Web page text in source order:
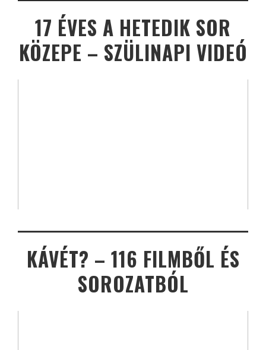
17 ÉVES A HETEDIK SOR
KÖZEPE – SZÜLINAPI VIDEÓ
KÁVÉT? – 116 FILMBŐL ÉS
SOROZATBÓL